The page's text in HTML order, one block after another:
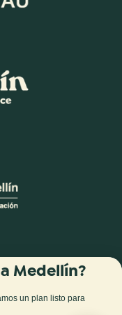
Medellín?
un plan listo para